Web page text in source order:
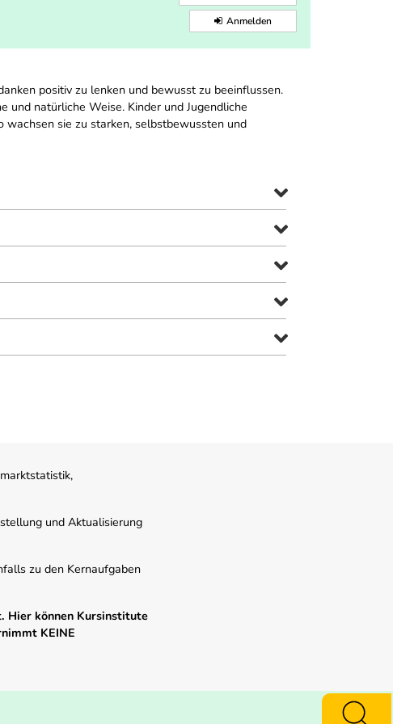
Anmelden
positiv zu lenken und bewusst zu beeinflussen.
und natürliche Weise. Kinder und Jugendliche
wachsen sie zu starken, selbstbewussten und
und Aktualisierung
zu den Kernaufgaben
Hier können Kursinstitute
KEINE